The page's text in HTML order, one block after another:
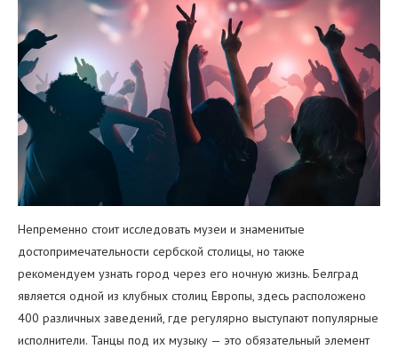
Непременно стоит исследовать музеи и знаменитые
достопримечательности сербской столицы, но также
рекомендуем узнать город через его ночную жизнь. Белград
является одной из клубных столиц Европы, здесь расположено
400 различных заведений, где регулярно выступают популярные
исполнители. Танцы под их музыку — это обязательный элемент